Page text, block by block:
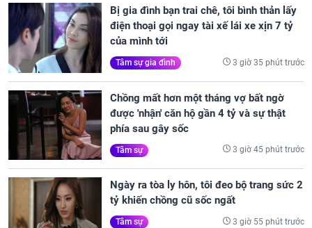
Bị gia đình bạn trai chê, tôi bình thản lấy
điện thoại gọi ngay tài xế lái xe xịn 7 tỷ
của mình tới
Tâm sự gia đình 3 giờ 35 phút trước
Chồng mất hơn một tháng vợ bất ngờ
được 'nhận' căn hộ gần 4 tỷ và sự thật
phía sau gây sốc
Tâm sự 3 giờ 45 phút trước
Ngày ra tòa ly hôn, tôi đeo bộ trang sức 2
tỷ khiến chồng cũ sốc ngất
Tâm sự 3 giờ 55 phút trước